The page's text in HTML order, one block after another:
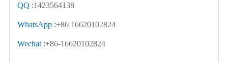
QQ :1423564138
WhatsApp :+86 16620102824
Wechat :+86-16620102824